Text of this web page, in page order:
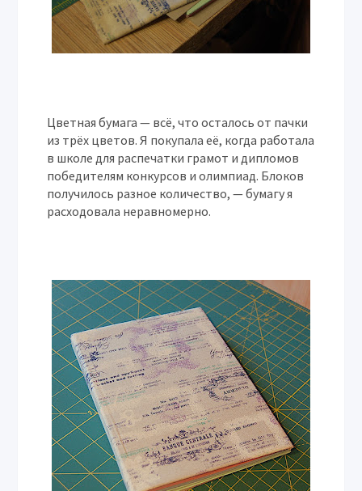
Цветная бумага — всё, что осталось от пачки
из трёх цветов. Я покупала её, когда работала
в школе для распечатки грамот и дипломов
победителям конкурсов и олимпиад. Блоков
получилось разное количество, — бумагу я
расходовала неравномерно.